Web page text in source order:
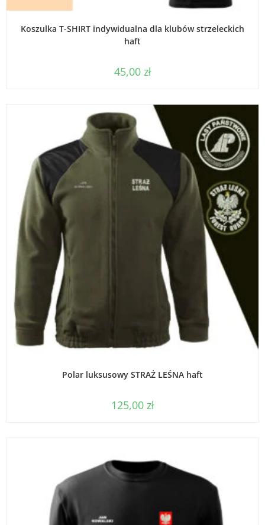
Koszulka T-SHIRT indywidualna dla klubów strzeleckich
haft
45,00 zł
WYBIERZ OPCJE
Polar luksusowy STRAŻ LEŚNA haft
125,00 zł